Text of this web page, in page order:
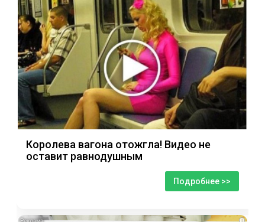
Королева вагона отожгла! Видео не
оставит равнодушным
Подробнее >>
i